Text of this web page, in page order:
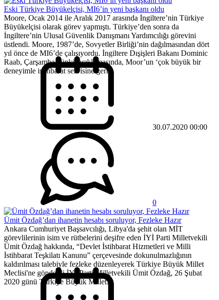
Eski Türkiye Büyükelçisi, MI6’in yeni başkanı oldu
Moore, Ocak 2014 ile Aralık 2017 arasında İngiltere’nin Türkiye
Büyükelçisi olarak görev yapmıştı. Türkiye’den sonra da
İngiltere’nin Ulusal Güvenlik Danışmanı Yardımcılığı görevini
üstlendi. Moore, 1987’de, Sovyetler Birliği’nin dağılmasından dört
yıl önce de MI6’de çalışıyordu. İngiltere Dışişleri Bakanı Dominic
Raab, Çarşamba günkü açıklamasında, Moor’un ‘çok büyük bir
deneyimle istihbarat servisine geri...
30.07.2020 00:00
0
Ümit Özdağ’dan ihanetin hesabı soruluyor, Fezleke Hazır
Ankara Cumhuriyet Başsavcılığı, Libya'da şehit olan MİT
görevlilerinin isim ve rütbelerini deşifre eden İYİ Parti Milletvekili
Ümit Özdağ hakkında, “Devlet İstihbarat Hizmetleri ve Milli
İstihbarat Teşkilatı Kanunu” çerçevesinde dokunulmazlığının
kaldırılması talebiyle fezleke düzenleyerek Türkiye Büyük Millet
Meclisi'ne gönderdi İYİ Parti Milletvekili Ümit Özdağ, 26 Şubat
2020 günü Türkiye Büyük Millet...